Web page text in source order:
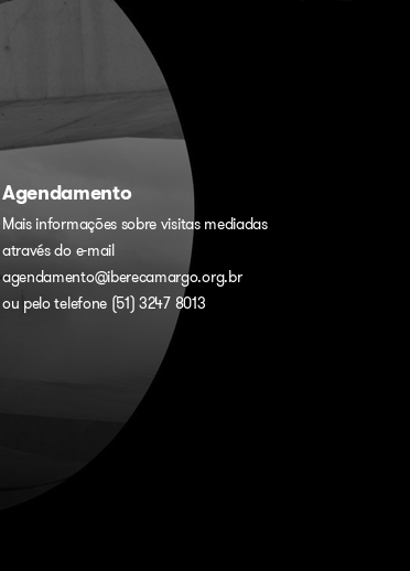
Agendamento
Mais informações sobre visitas mediadas
através do e-mail
agendamento@iberecamargo.org.br
ou pelo telefone (51) 3247 8013